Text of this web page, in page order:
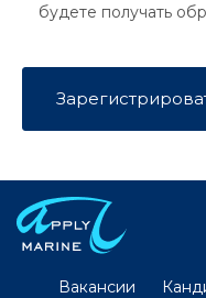
будете получать
Вакансии